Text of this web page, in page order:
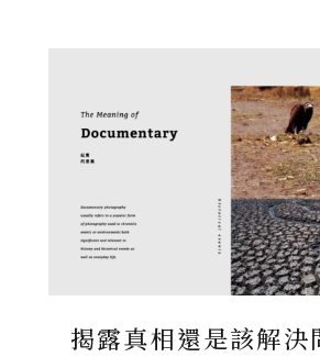
揭露真相還是該解決